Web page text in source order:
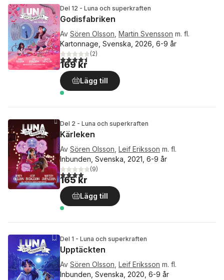
Del 12 - Luna och superkraften
Godisfabriken
Av Sören Olsson Martin Svensson m. fl.
Kartonnage, Svenska, 2026, 6-9 år
4,5utav 5 stjärnor. Totalt antal röster:
(2)
169 kr
Lägg till
Del 2 - Luna och superkraften
Kärleken
Av Sören Olsson Leif Eriksson m. fl.
Inbunden, Svenska, 2021, 6-9 år
4,0utav 5 stjärnor. Totalt antal röster:
(9)
165 kr
Lägg till
Del 1 - Luna och superkraften
Upptäckten
Av Sören Olsson Leif Eriksson m. fl.
Inbunden, Svenska, 2020, 6-9 år